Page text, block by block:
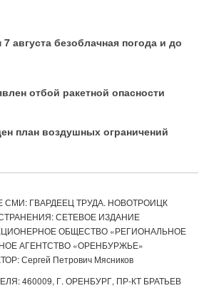
августа безоблачная погода и до
отбой ракетной опасности
план воздушных ограничений
ГВАРДЕЕЦ ТРУДА. НОВОТРОИЦК
СЕТЕВОЕ ИЗДАНИЕ
ОБЩЕСТВО «РЕГИОНАЛЬНОЕ
АГЕНТСТВО «ОРЕНБУРЖЬЕ»
Сергей Петрович Мясников
460009, Г. ОРЕНБУРГ, ПР-КТ БРАТЬЕВ